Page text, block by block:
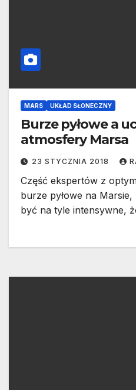
MARS UKŁAD SŁONECZNY
Burze pyłowe a
atmosfery Marsa
23 STYCZNIA 2018
Część ekspertów z
burze pyłowe na
być na tyle intensywne,